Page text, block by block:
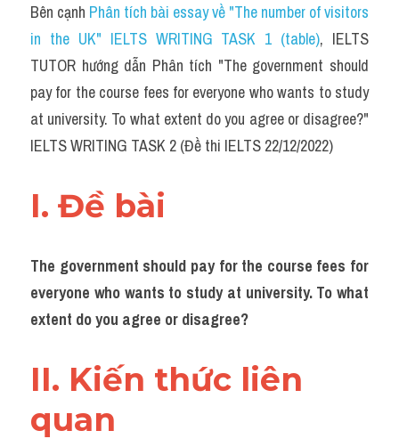
Đề thi thật IELTS GENERAL
Task 2
Từ vựng theo topic
Từ vựng theo Topic
Grammar
Cam
Environment
Process
Task 1
Bên cạnh Phân tích bài essay về "The number of visitors
in the UK" IELTS WRITING TASK 1 (table), IELTS
TUTOR hướng dẫn Phân tích "The government should
pay for the course fees for everyone who wants to study
at university. To what extent do you agree or disagree?"
IELTS WRITING TASK 2 (Đề thi IELTS 22/12/2022)
I. Đề bài
The government should pay for the course fees for
everyone who wants to study at university. To what
extent do you agree or disagree?
II. Kiến thức liên
quan